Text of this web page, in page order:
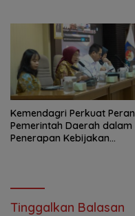
Kemendagri Perkuat Peran
Pemerintah Daerah dalam
Penerapan Kebijakan
Tinggalkan Balasan